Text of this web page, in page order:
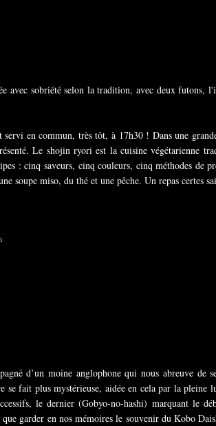
avec sobriété selon la tradition, avec deux futons,
en commun, très tôt, à 17h30 ! Dans une
Le shojin ryori est la cuisine végétarienne
: cinq saveurs, cinq couleurs, cinq méthodes de
soupe miso, du thé et une pêche. Un repas certes
d’un moine anglophone qui nous abreuve de
se fait plus mystérieuse, aidée en cela par la pleine
le dernier (Gobyo-no-hashi) marquant le
garder en nos mémoires le souvenir du Kobo